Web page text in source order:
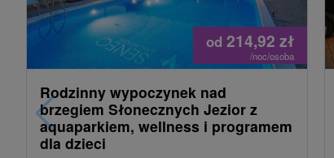
od 214,92 zł
/noc/osoba
Rodzinny wypoczynek nad
brzegiem Słonecznych Jezior z
aquaparkiem, wellness i programem
dla dzieci